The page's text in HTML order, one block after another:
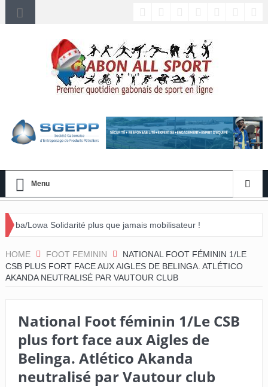
Menu
plus que jamais mobilisateur !
HOME FOOT FEMININ
NATIONAL FOOT FÉMININ 1/LE
CSB PLUS FORT FACE AUX AIGLES DE BELINGA. ATLÉTICO
AKANDA NEUTRALISÉ PAR VAUTOUR CLUB
National Foot féminin 1/Le CSB
plus fort face aux Aigles de
Belinga. Atlético Akanda
neutralisé par Vautour club